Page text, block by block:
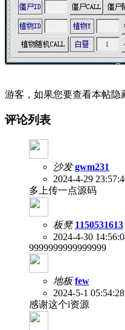
游客，如果您要查看本帖隐
评论列表
沙发 gwm231
2024-4-29
多上传一点源码
板凳 1150531613
2024-4-30
9999999999999999
地板 few
2024-5-1 05:54:28
感谢这个i资源